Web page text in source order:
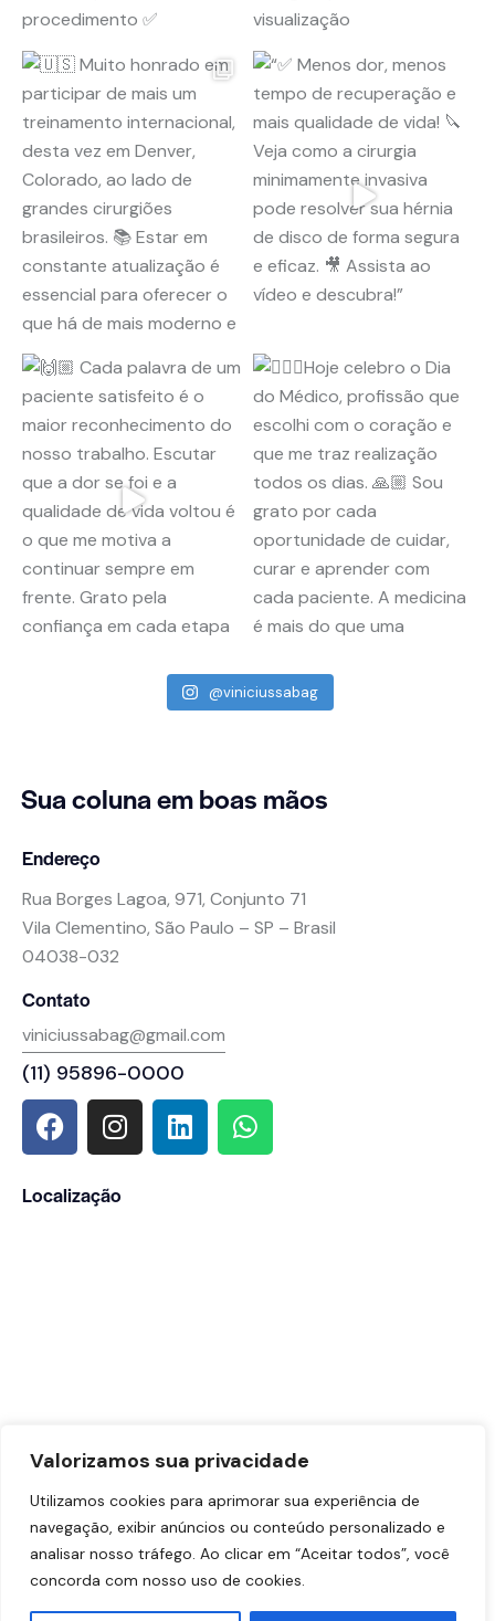
Valorizamos sua privacidade
Utilizamos cookies para aprimorar sua experiência de
navegação, exibir anúncios ou conteúdo personalizado e
analisar nosso tráfego. Ao clicar em “Aceitar todos”, você
concorda com nosso uso de cookies.
@viniciussabag
Sua colunaem boas mãos
Endereço
Rua Borges Lagoa, 971, Conjunto 71
Vila Clementino, São Paulo – SP – Brasil
04038-032
Contato
viniciussabag@gmail.com
(11) 95896-0000
Localização